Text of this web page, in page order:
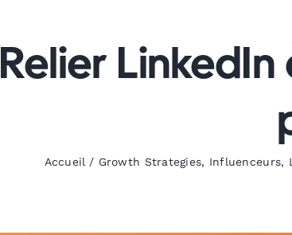
Relier
Accueil / Growth Strategies, Influenceurs,